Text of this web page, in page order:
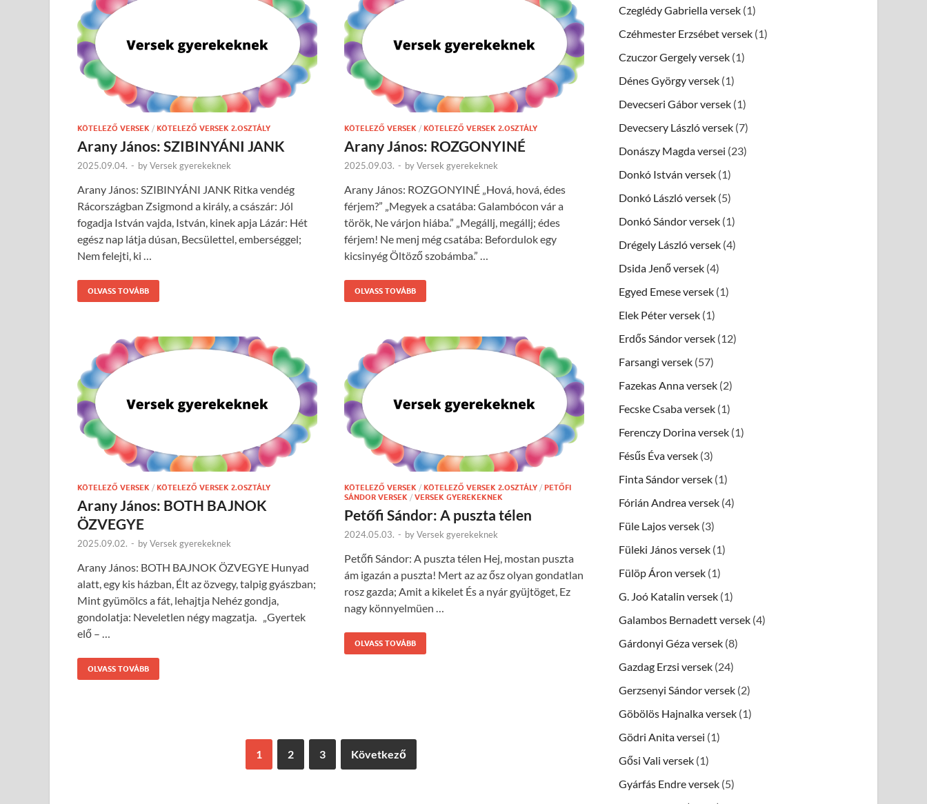
KÖTELEZŐ VERSEK / KÖTELEZŐ VERSEK 2.OSZTÁLY
Arany János: SZIBINYÁNI JANK
2025.09.04. - byVersek gyerekeknek
Arany János: SZIBINYÁNI JANK Ritka vendég
Rácországban Zsigmond a király, a császár: Jól
fogadja István vajda, István, kinek apja Lázár: Hét
egész nap látja dúsan, Becsülettel, emberséggel;
Nem felejti, ki …
OLVASS TOVÁBB
KÖTELEZŐ VERSEK / KÖTELEZŐ VERSEK 2.OSZTÁLY
Arany János: ROZGONYINÉ
2025.09.03. - byVersek gyerekeknek
Arany János: ROZGONYINÉ „Hová, hová, édes
férjem?” „Megyek a csatába: Galambócon vár a
török, Ne várjon hiába.” „Megállj, megállj; édes
férjem! Ne menj még csatába: Befordulok egy
kicsinyég Öltöző szobámba.” …
OLVASS TOVÁBB
KÖTELEZŐ VERSEK / KÖTELEZŐ VERSEK 2.OSZTÁLY
Arany János: BOTH BAJNOK
ÖZVEGYE
2025.09.02. - byVersek gyerekeknek
Arany János: BOTH BAJNOK ÖZVEGYE Hunyad
alatt, egy kis házban, Élt az özvegy, talpig gyászban;
Mint gyümölcs a fát, lehajtja Nehéz gondja,
gondolatja: Neveletlen négy magzatja. „Gyertek
elő – …
OLVASS TOVÁBB
KÖTELEZŐ VERSEK / KÖTELEZŐ VERSEK 2.OSZTÁLY / PETŐFI
SÁNDOR VERSEK / VERSEK GYEREKEKNEK
Petőfi Sándor: A puszta télen
2024.05.03. - byVersek gyerekeknek
Petőfi Sándor: A puszta télen Hej, mostan puszta
ám igazán a puszta! Mert az az ősz olyan gondatlan
rosz gazda; Amit a kikelet És a nyár gyüjtöget, Ez
nagy könnyelmüen …
OLVASS TOVÁBB
1 2 3 Következő
Czeglédy Gabriella versek (1)
Czéhmester Erzsébet versek (1)
Czuczor Gergely versek (1)
Dénes György versek (1)
Devecseri Gábor versek (1)
Devecsery László versek (7)
Donászy Magda versei (23)
Donkó István versek (1)
Donkó László versek (5)
Donkó Sándor versek (1)
Drégely László versek (4)
Dsida Jenő versek (4)
Egyed Emese versek (1)
Elek Péter versek (1)
Erdős Sándor versek (12)
Farsangi versek (57)
Fazekas Anna versek (2)
Fecske Csaba versek (1)
Ferenczy Dorina versek (1)
Fésűs Éva versek (3)
Finta Sándor versek (1)
Fórián Andrea versek (4)
Füle Lajos versek (3)
Füleki János versek (1)
Fülöp Áron versek (1)
G. Joó Katalin versek (1)
Galambos Bernadett versek (4)
Gárdonyi Géza versek (8)
Gazdag Erzsi versek (24)
Gerzsenyi Sándor versek (2)
Göbölös Hajnalka versek (1)
Gödri Anita versei (1)
Gősi Vali versek (1)
Gyárfás Endre versek (5)